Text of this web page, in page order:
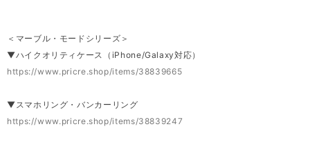
＜マーブル・モードシリーズ＞
▼ハイクオリティケース（iPhone/Galaxy対応）
https://www.pricre.shop/items/38839665
▼スマホリング・バンカーリング
https://www.pricre.shop/items/38839247